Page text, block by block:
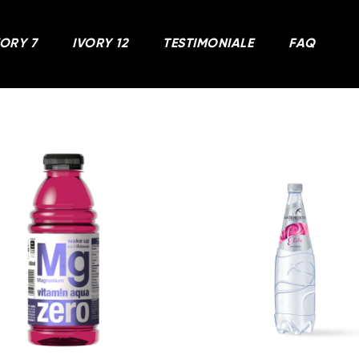
7 IVORY 12 TESTIMONIALE FAQ